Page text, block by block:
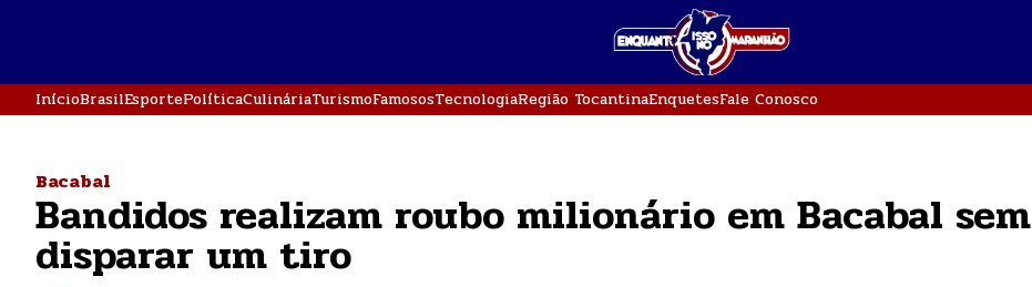
InícioBrasilEsportePolíticaCulináriaTurismoFamososTecnologiaRegião TocantinaEnquetesFale Conosco
Bacabal
Bandidos realizam roubo milionário em Bacabal sem
disparar um tiro